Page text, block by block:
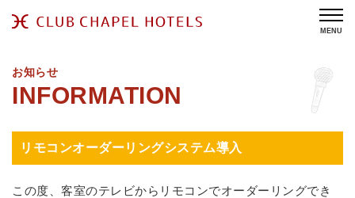
MENU
お知らせ
リモコンオーダーリングシステム導入
この度、客室のテレビからリモコンでオーダーリングでき